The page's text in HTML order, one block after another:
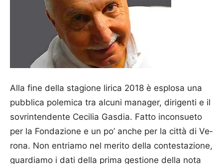
Alla fine della stagione lirica 2018 è esplosa una
pubblica polemica tra alcuni manager, di­rigenti e il
sovrintendente Ce­cilia Gasdia. Fatto in­consueto
per la Fonda­zione e un po’ anche per la città di Ve­
rona. Non entriamo nel merito della contestazione,
guardiamo i dati della prima gestione della nota